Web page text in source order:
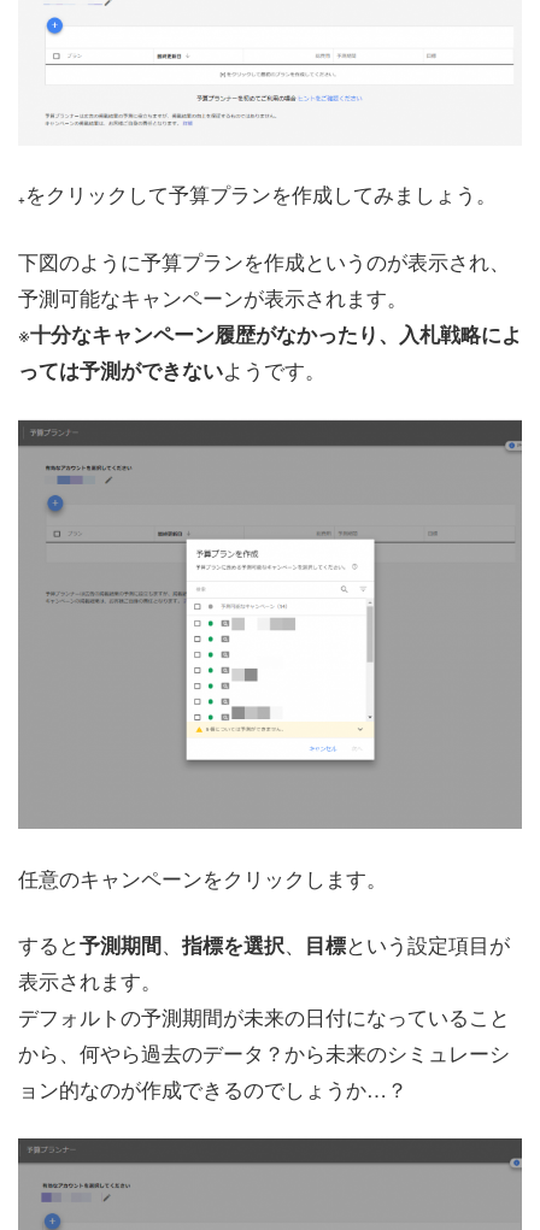
₊をクリックして予算プランを作成してみましょう。
下図のように予算プランを作成というのが表示され、
予測可能なキャンペーンが表示されます。
※十分なキャンペーン履歴がなかったり、入札戦略によ
っては予測ができないようです。
任意のキャンペーンをクリックします。
すると予測期間、 指標を選択、 目標という設定項目が
表示されます。
デフォルトの予測期間が未来の日付になっていること
から、何やら過去のデータ？から未来のシミュレーシ
ョン的なのが作成できるのでしょうか…？